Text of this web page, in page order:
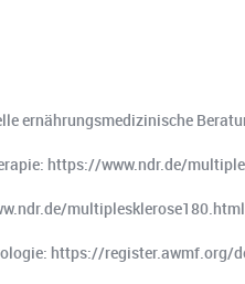
ernährungsmedizinische
https://www.ndr.de/
multiplesklerose180.html
https://